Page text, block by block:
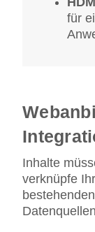
für
Inhalte
verknüpfe